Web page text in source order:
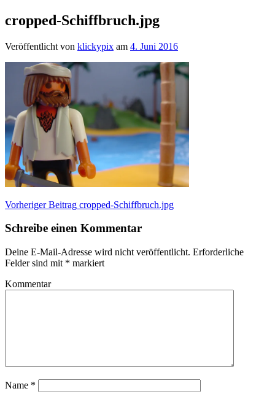
cropped-Schiffbruch.jpg
Veröffentlicht von klickypix am 4. Juni 2016
Beitragsnavigation
Vorheriger Beitrag cropped-Schiffbruch.jpg
Schreibe einen Kommentar
Deine E-Mail-Adresse wird nicht veröffentlicht. Erforderliche
Felder sind mit * markiert
Kommentar
Name *